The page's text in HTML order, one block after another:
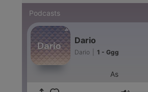
Podcasts
Dario
Dario 1 - Ggg
As